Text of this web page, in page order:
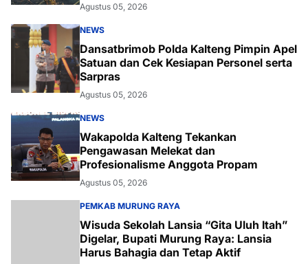
Agustus 05, 2026
NEWS
Dansatbrimob Polda Kalteng Pimpin Apel
Satuan dan Cek Kesiapan Personel serta
Sarpras
Agustus 05, 2026
NEWS
Wakapolda Kalteng Tekankan
Pengawasan Melekat dan
Profesionalisme Anggota Propam
Agustus 05, 2026
PEMKAB MURUNG RAYA
Wisuda Sekolah Lansia “Gita Uluh Itah”
Digelar, Bupati Murung Raya: Lansia
Harus Bahagia dan Tetap Aktif